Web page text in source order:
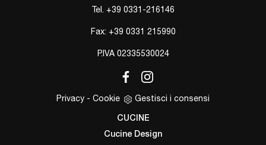
Tel. +39 0331-216146
Fax: +39 0331 215990
P.IVA 02335530024
Privacy - Cookie Gestisci i consensi
CUCINE
Cucine Design